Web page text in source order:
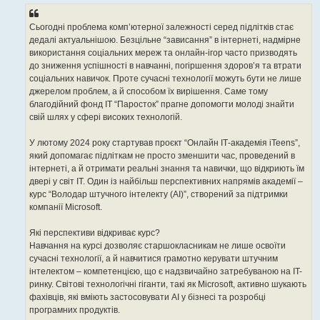
Сьогодні проблема комп’ютерної залежності серед підлітків стає
дедалі актуальнішою. Безцільне “зависання” в інтернеті, надмірне
використання соціальних мереж та онлайн-ігор часто призводять
до зниження успішності в навчанні, погіршення здоров’я та втрати
соціальних навичок. Проте сучасні технології можуть бути не лише
джерелом проблем, а й способом їх вирішення. Саме тому
благодійний фонд IT “Паросток” прагне допомогти молоді знайти
свій шлях у сфері високих технологій.
У лютому 2024 року стартував проєкт “Онлайн ІТ-академія iTeens”,
який допомагає підліткам не просто зменшити час, проведений в
інтернеті, а й отримати реальні знання та навички, що відкриють їм
двері у світ IT. Один із найбільш перспективних напрямів академії –
курс “Володар штучного інтелекту (AI)”, створений за підтримки
компанії Microsoft.
Які перспективи відкриває курс?
Навчання на курсі дозволяє старшокласникам не лише освоїти
сучасні технології, а й навчитися грамотно керувати штучним
інтелектом – компетенцією, що є надзвичайно затребуваною на IT-
ринку. Світові технологічні гіганти, такі як Microsoft, активно шукають
фахівців, які вміють застосовувати AI у бізнесі та розробці
програмних продуктів.